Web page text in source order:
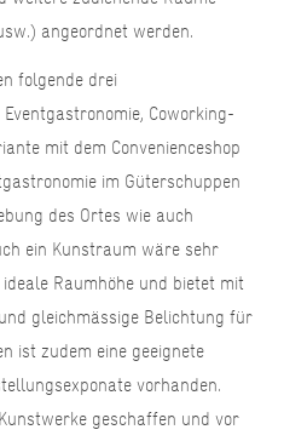
angeordnet werden.
folgende drei
Coworking-
mit dem Convenienceshop
im Güterschuppen
des Ortes wie auch
ein Kunstraum wäre sehr
Raumhöhe und bietet mit
gleichmässige Belichtung für
ist zudem eine geeignete
vorhanden.
geschaffen und vor